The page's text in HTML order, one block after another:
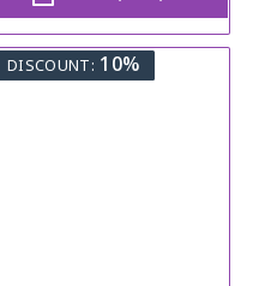
DISCOUNT: 10%